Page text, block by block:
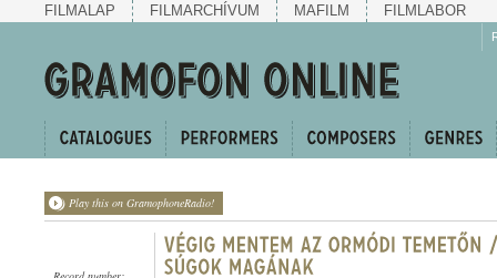
FILMALAP FILMARCHÍVUM MAFILM FILMLABOR
Play this on GramophoneRadio!